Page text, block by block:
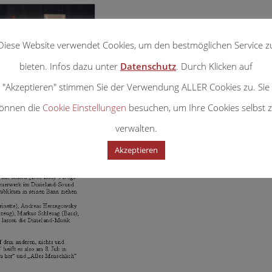
Website verwendet Cookies, um den bestmöglichen Service
bieten. Infos dazu unter Datenschutz. Durch Klicken auf
"Akzeptieren" stimmen Sie der Verwendung ALLER Cookies zu. Sie
die Cookie Einstellungen besuchen, um Ihre Cookies selbst
verwalten.
Akzeptieren